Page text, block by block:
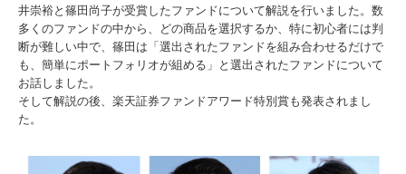
井崇裕と篠田尚子が受賞したファンドについて解説を行いました。数
多くのファンドの中から、どの商品を選択するか、特に初心者には判
断が難しい中で、篠田は「選出されたファンドを組み合わせるだけで
も、簡単にポートフォリオが組める」と選出されたファンドについて
お話しました。
そして解説の後、楽天証券ファンドアワード特別賞も発表されまし
た。